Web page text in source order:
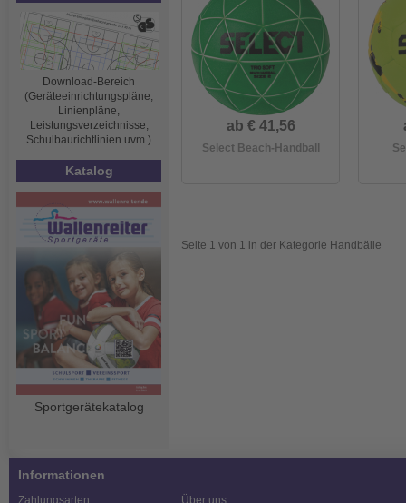
Download-Bereich
(Geräteeinrichtungspläne,
Linienpläne,
Leistungsverzeichnisse,
Schulbaurichtlinien uvm.)
Katalog
Sportgerätekatalog
ab € 41,56
Select Beach-Handball
Seite 1 von 1 in der Kategorie Handbälle
Informationen
Zahlungsarten Über uns